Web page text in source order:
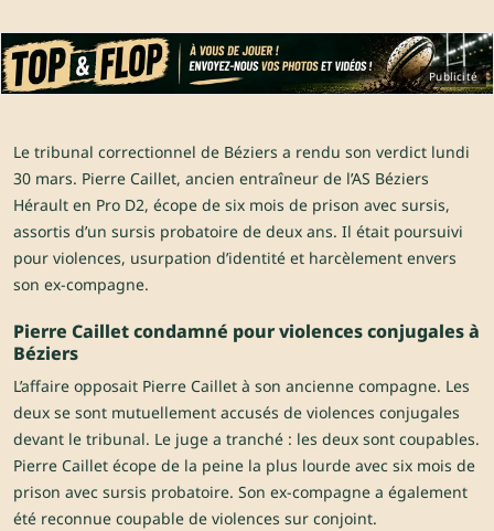
Publicité
Le tribunal correctionnel de Béziers a rendu son verdict lundi
30 mars. Pierre Caillet, ancien entraîneur de l’AS Béziers
Hérault en Pro D2, écope de six mois de prison avec sursis,
assortis d’un sursis probatoire de deux ans. Il était poursuivi
pour violences, usurpation d’identité et harcèlement envers
son ex-compagne.
Pierre Caillet condamné pour violences conjugales à
Béziers
L’affaire opposait Pierre Caillet à son ancienne compagne. Les
deux se sont mutuellement accusés de violences conjugales
devant le tribunal. Le juge a tranché : les deux sont coupables.
Pierre Caillet écope de la peine la plus lourde avec six mois de
prison avec sursis probatoire. Son ex-compagne a également
été reconnue coupable de violences sur conjoint.